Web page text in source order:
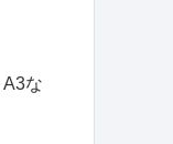
A3な